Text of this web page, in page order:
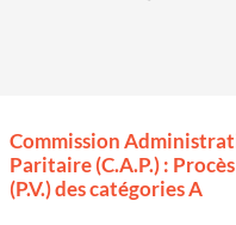
Commission
Paritaire (C.A.P.) :
(P.V.) des catégories A